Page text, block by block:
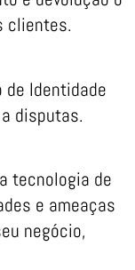
clientes.
de Identidade
disputas.
tecnologia de
e ameaças
negócio,